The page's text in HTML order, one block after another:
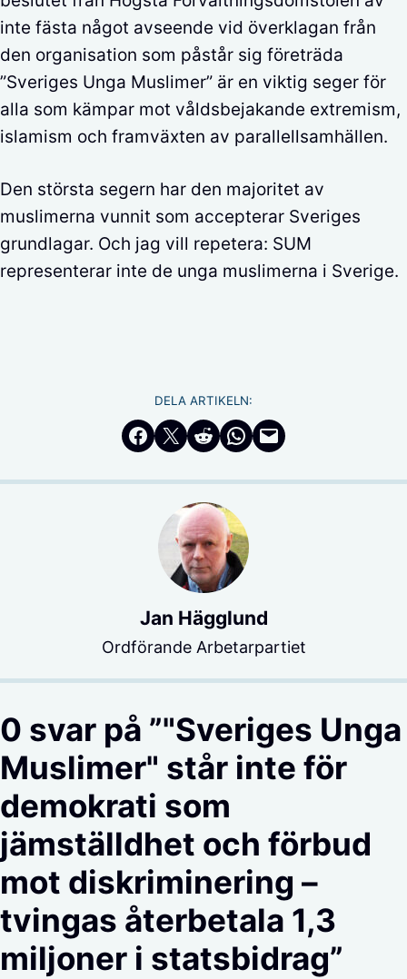
inte fästa något avseende vid överklagan från
den organisation som påstår sig företräda
”Sveriges Unga Muslimer” är en viktig seger för
alla som kämpar mot våldsbejakande extremism,
islamism och framväxten av parallellsamhällen.
Den största segern har den majoritet av
muslimerna vunnit som accepterar Sveriges
grundlagar. Och jag vill repetera: SUM
representerar inte de unga muslimerna i Sverige.
DELA ARTIKELN:
Dela på Facebook
Dela på Twitter
Dela på RedditDela i WhatsApp
Maila en länk
Jan Hägglund
Ordförande Arbetarpartiet
0 svar på ”"Sveriges Unga
Muslimer" står inte för
demokrati som
jämställdhet och förbud
mot diskriminering –
tvingas återbetala 1,3
miljoner i statsbidrag”